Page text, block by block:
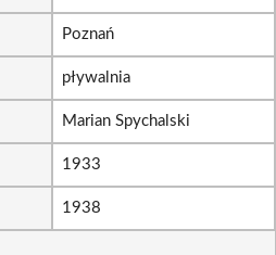
Poznań
pływalnia
Marian Spychalski
1933
1938